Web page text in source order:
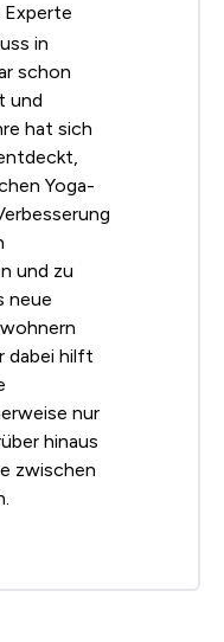
in
schon
und
hat sich
Yoga-
und zu
neue
dabei hilft
nur
hinaus
zwischen